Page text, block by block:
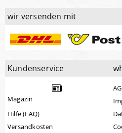
wir versenden mit
Kundenservice
Magazin
Hilfe (FAQ)
Versandkosten